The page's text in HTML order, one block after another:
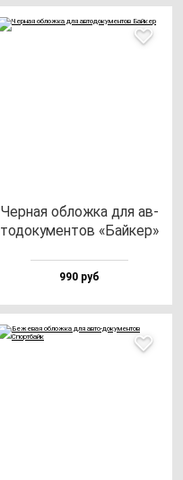
Чер­ная об­лож­ка для ав­
то­до­ку­мен­тов «Бай­кер»
990 руб